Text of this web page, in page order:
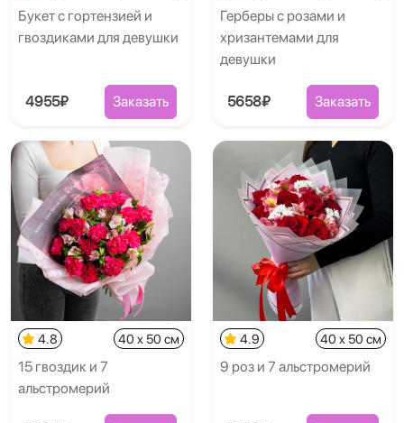
Букет с гортензией и
гвоздиками для девушки
4955₽ Заказать
Герберы с розами и
хризантемами для
девушки
5658₽ Заказать
4.8 40 x 50 см
15 гвоздик и 7
альстромерий
4.9 40 x 50 см
9 роз и 7 альстромерий